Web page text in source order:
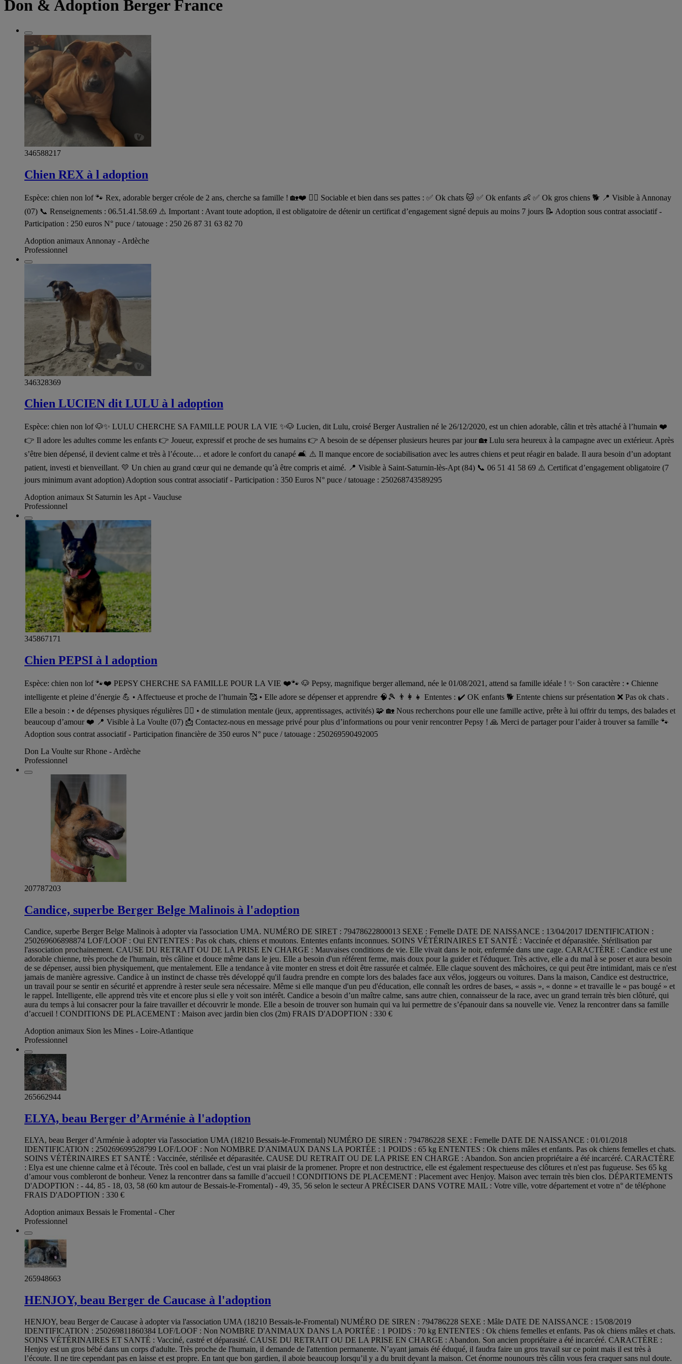
Don & Adoption Berger France
346588217
Chien REX à l adoption
Espèce: chien non lof 🐾 Rex, adorable berger créole de 2 ans, cherche sa famille ! 🏡❤️ 🐕‍🦺 Sociable et bien dans ses pattes : ✅ Ok chats 🐱 ✅ Ok enfants 👶 ✅ Ok gros chiens 🐕 📍 Visible à Annonay
(07) 📞 Renseignements : 06.51.41.58.69 ⚠️ Important : Avant toute adoption, il est obligatoire de détenir un certificat d’engagement signé depuis au moins 7 jours 📝 Adoption sous contrat associatif -
Participation : 250 euros N° puce / tatouage : 250 26 87 31 63 82 70
Adoption animaux Annonay - Ardèche
Professionnel
346328369
Chien LUCIEN dit LULU à l adoption
Espèce: chien non lof 🐶✨ LULU CHERCHE SA FAMILLE POUR LA VIE ✨🐶 Lucien, dit Lulu, croisé Berger Australien né le 26/12/2020, est un chien adorable, câlin et très attaché à l’humain ❤️
👉 Il adore les adultes comme les enfants 👉 Joueur, expressif et proche de ses humains 👉 A besoin de se dépenser plusieurs heures par jour 🏡 Lulu sera heureux à la campagne avec un extérieur. Après
s’être bien dépensé, il devient calme et très à l’écoute… et adore le confort du canapé 🛋️ ⚠️ Il manque encore de sociabilisation avec les autres chiens et peut réagir en balade. Il aura besoin d’un adoptant
patient, investi et bienveillant. 💛 Un chien au grand cœur qui ne demande qu’à être compris et aimé. 📍 Visible à Saint-Saturnin-lès-Apt (84) 📞 06 51 41 58 69 ⚠️ Certificat d’engagement obligatoire (7
jours minimum avant adoption) Adoption sous contrat associatif - Participation : 350 Euros N° puce / tatouage : 250268743589295
Adoption animaux St Saturnin les Apt - Vaucluse
Professionnel
345867171
Chien PEPSI à l adoption
Espèce: chien non lof 🐾❤️ PEPSY CHERCHE SA FAMILLE POUR LA VIE ❤️🐾 🐶 Pepsy, magnifique berger allemand, née le 01/08/2021, attend sa famille idéale ! ✨ Son caractère : • Chienne
intelligente et pleine d’énergie 💪 • Affectueuse et proche de l’humain 🥰 • Elle adore se dépenser et apprendre 🧠🎾 👨‍👩‍👧 Ententes : ✔️ OK enfants 🐕 Entente chiens sur présentation ❌ Pas ok chats .
Elle a besoin : • de dépenses physiques régulières 🐕‍🦺 • de stimulation mentale (jeux, apprentissages, activités) 🧩 🏡 Nous recherchons pour elle une famille active, prête à lui offrir du temps, des balades et
beaucoup d’amour ❤️ 📍 Visible à La Voulte (07) 📩 Contactez-nous en message privé pour plus d’informations ou pour venir rencontrer Pepsy ! 🙏 Merci de partager pour l’aider à trouver sa famille 🐾
Adoption sous contrat associatif - Participation financière de 350 euros N° puce / tatouage : 250269590492005
Don La Voulte sur Rhone - Ardèche
Professionnel
207787203
Candice, superbe Berger Belge Malinois à l'adoption
Candice, superbe Berger Belge Malinois à adopter via l'association UMA. NUMÉRO DE SIRET : 79478622800013 SEXE : Femelle DATE DE NAISSANCE : 13/04/2017 IDENTIFICATION :
250269606898874 LOF/LOOF : Oui ENTENTES : Pas ok chats, chiens et moutons. Ententes enfants inconnues. SOINS VÉTÉRINAIRES ET SANTÉ : Vaccinée et déparasitée. Stérilisation par
l'association prochainement. CAUSE DU RETRAIT OU DE LA PRISE EN CHARGE : Mauvaises conditions de vie. Elle vivait dans le noir, enfermée dans une cage. CARACTÈRE : Candice est une
adorable chienne, très proche de l'humain, très câline et douce même dans le jeu. Elle a besoin d'un référent ferme, mais doux pour la guider et l'éduquer. Très active, elle a du mal à se poser et aura besoin
de se dépenser, aussi bien physiquement, que mentalement. Elle a tendance à vite monter en stress et doit être rassurée et calmée. Elle claque souvent des mâchoires, ce qui peut être intimidant, mais ce n'est
jamais de manière agressive. Candice à un instinct de chasse très développé qu'il faudra prendre en compte lors des balades face aux vélos, joggeurs ou voitures. Dans la maison, Candice est destructrice,
un travail pour se sentir en sécurité et apprendre à rester seule sera nécessaire. Même si elle manque d'un peu d'éducation, elle connaît les ordres de bases, « assis », « donne » et travaille le « pas bougé » et
le rappel. Intelligente, elle apprend très vite et encore plus si elle y voit son intérêt. Candice a besoin d’un maître calme, sans autre chien, connaisseur de la race, avec un grand terrain très bien clôturé, qui
aura du temps à lui consacrer pour la faire travailler et découvrir le monde. Elle a besoin de trouver son humain qui va lui permettre de s’épanouir dans sa nouvelle vie. Venez la rencontrer dans sa famille
d’accueil ! CONDITIONS DE PLACEMENT : Maison avec jardin bien clos (2m) FRAIS D'ADOPTION : 330 €
Adoption animaux Sion les Mines - Loire-Atlantique
Professionnel
265662944
ELYA, beau Berger d’Arménie à l'adoption
ELYA, beau Berger d’Arménie à adopter via l'association UMA (18210 Bessais-le-Fromental) NUMÉRO DE SIREN : 794786228 SEXE : Femelle DATE DE NAISSANCE : 01/01/2018
IDENTIFICATION : 250269699528799 LOF/LOOF : Non NOMBRE D'ANIMAUX DANS LA PORTÉE : 1 POIDS : 65 kg ENTENTES : Ok chiens mâles et enfants. Pas ok chiens femelles et chats.
SOINS VÉTÉRINAIRES ET SANTÉ : Vaccinée, stérilisée et déparasitée. CAUSE DU RETRAIT OU DE LA PRISE EN CHARGE : Abandon. Son ancien propriétaire a été incarcéré. CARACTÈRE
: Elya est une chienne calme et à l'écoute. Très cool en ballade, c'est un vrai plaisir de la promener. Propre et non destructrice, elle est également respectueuse des clôtures et n'est pas fugueuse. Ses 65 kg
d’amour vous combleront de bonheur. Venez la rencontrer dans sa famille d’accueil ! CONDITIONS DE PLACEMENT : Placement avec Henjoy. Maison avec terrain très bien clos. DÉPARTEMENTS
D'ADOPTION : - 44, 85 - 18, 03, 58 (60 km autour de Bessais-le-Fromental) - 49, 35, 56 selon le secteur A PRÉCISER DANS VOTRE MAIL : Votre ville, votre département et votre n° de téléphone
FRAIS D'ADOPTION : 330 €
Adoption animaux Bessais le Fromental - Cher
Professionnel
265948663
HENJOY, beau Berger de Caucase à l'adoption
HENJOY, beau Berger de Caucase à adopter via l'association UMA (18210 Bessais-le-Fromental) NUMÉRO DE SIREN : 794786228 SEXE : Mâle DATE DE NAISSANCE : 15/08/2019
IDENTIFICATION : 250269811860384 LOF/LOOF : Non NOMBRE D'ANIMAUX DANS LA PORTÉE : 1 POIDS : 70 kg ENTENTES : Ok chiens femelles et enfants. Pas ok chiens mâles et chats.
SOINS VÉTÉRINAIRES ET SANTÉ : Vacciné, castré et déparasité. CAUSE DU RETRAIT OU DE LA PRISE EN CHARGE : Abandon. Son ancien propriétaire a été incarcéré. CARACTÈRE :
Henjoy est un gros bébé dans un corps d'adulte. Très proche de l'humain, il demande de l'attention permanente. N’ayant jamais été éduqué, il faudra faire un gros travail sur ce point mais il est très à
l’écoute. Il ne tire cependant pas en laisse et est propre. En tant que bon gardien, il aboie beaucoup lorsqu’il y a du bruit devant la maison. Cet énorme nounours très câlin vous fera craquer sans nul doute.